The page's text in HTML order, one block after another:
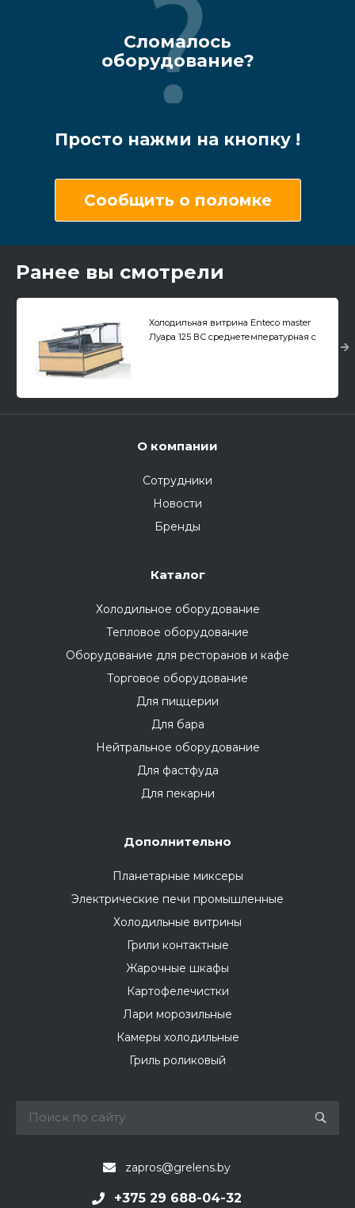
Сломалось
оборудование?
Просто нажми на кнопку !
Сообщить о поломке
Ранее вы смотрели
Холодильная витрина Enteco master
Луара 125 ВС среднетемпературная с
О компании
Сотрудники
Новости
Бренды
Каталог
Холодильное оборудование
Тепловое оборудование
Оборудование для ресторанов и кафе
Торговое оборудование
Для пиццерии
Для бара
Нейтральное оборудование
Для фастфуда
Для пекарни
Дополнительно
Планетарные миксеры
Электрические печи промышленные
Холодильные витрины
Грили контактные
Жарочные шкафы
Картофелечистки
Лари морозильные
Камеры холодильные
Гриль роликовый
zapros@grelens.by
+375 29 688-04-32